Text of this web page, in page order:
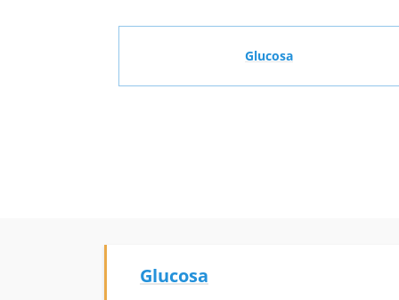
Glucosa
Glucosa